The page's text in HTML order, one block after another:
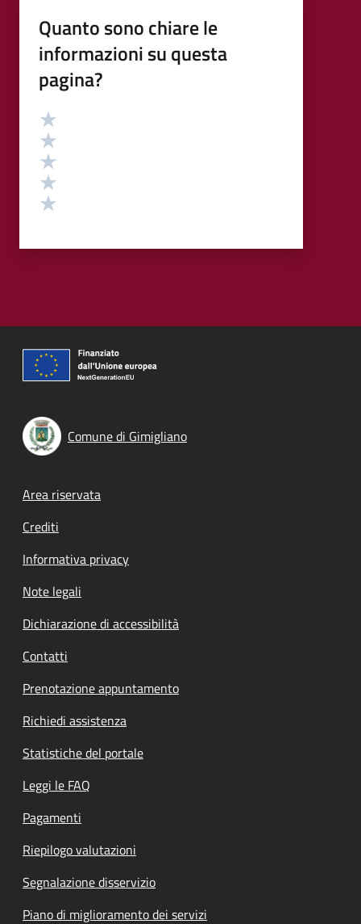
Quanto sono chiare le
informazioni su questa
pagina?
Valutazione
Comune di Gimigliano
Footer menu
Area riservata
Crediti
Informativa privacy
Note legali
Dichiarazione di accessibilità
Contatti
Prenotazione appuntamento
Richiedi assistenza
Statistiche del portale
Leggi le FAQ
Pagamenti
Riepilogo valutazioni
Segnalazione disservizio
Piano di miglioramento dei servizi